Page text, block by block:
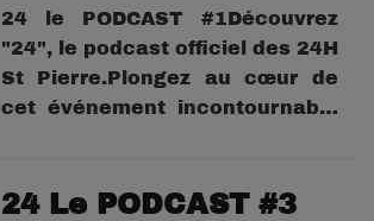
l'immobilier.
24 le PODCAST #1Découvrez
"24", le podcast officiel des 24H
St Pierre.Plongez au cœur de
cet événement incontournable
des interviews exclusives.Dans
24 Le PODCAST #3